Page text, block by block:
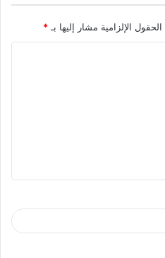
الحقول الإلزامية مشار إليها بـ*